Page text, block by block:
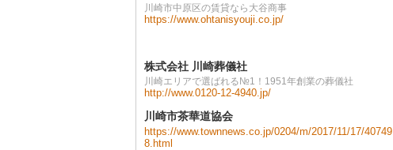
川崎市中原区の賃貸なら大谷商事
https://www.ohtanisyouji.co.jp/
株式会社 川崎葬儀社
川崎エリアで選ばれる№1！1951年創業の葬儀社
http://www.0120-12-4940.jp/
川崎市茶華道協会
https://www.townnews.co.jp/0204/m/2017/11/17/40749
8.html